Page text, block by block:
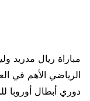
مباراة ريال مدريد
الرياضي الأهم في
دوري أبطال أوروبا